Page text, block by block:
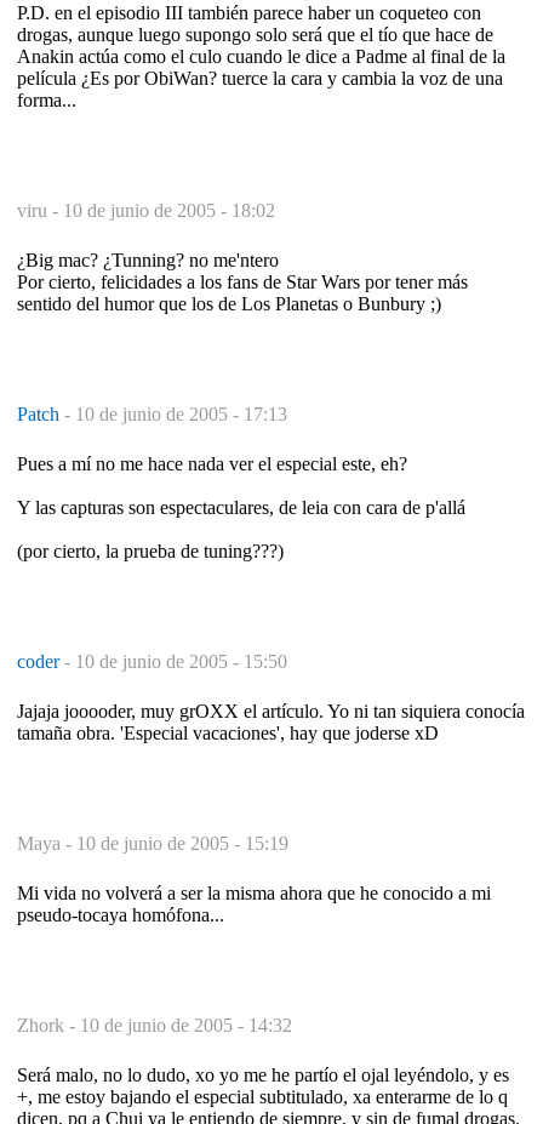
P.D. en el episodio III también parece haber un coqueteo con
drogas, aunque luego supongo solo será que el tío que hace de
Anakin actúa como el culo cuando le dice a Padme al final de la
película ¿Es por ObiWan? tuerce la cara y cambia la voz de una
forma...
viru - 10 de junio de 2005 - 18:02
¿Big mac? ¿Tunning? no me'ntero
Por cierto, felicidades a los fans de Star Wars por tener más
sentido del humor que los de Los Planetas o Bunbury ;)
Patch - 10 de junio de 2005 - 17:13
Pues a mí no me hace nada ver el especial este, eh?
Y las capturas son espectaculares, de leia con cara de p'allá
(por cierto, la prueba de tuning???)
coder- 10 de junio de 2005 - 15:50
Jajaja jooooder, muy grOXX el artículo. Yo ni tan siquiera conocía
tamaña obra. 'Especial vacaciones', hay que joderse xD
Maya - 10 de junio de 2005 - 15:19
Mi vida no volverá a ser la misma ahora que he conocido a mi
pseudo-tocaya homófona...
Zhork - 10 de junio de 2005 - 14:32
Será malo, no lo dudo, xo yo me he partío el ojal leyéndolo, y es
+, me estoy bajando el especial subtitulado, xa enterarme de lo q
dicen, pq a Chui ya le entiendo de siempre, y sin de fumal drogas.